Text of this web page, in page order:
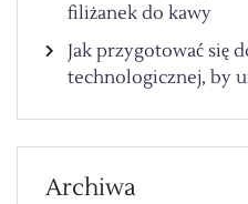
filiżanek do kawy
Jak przygotować się
technologicznej, by
Archiwa